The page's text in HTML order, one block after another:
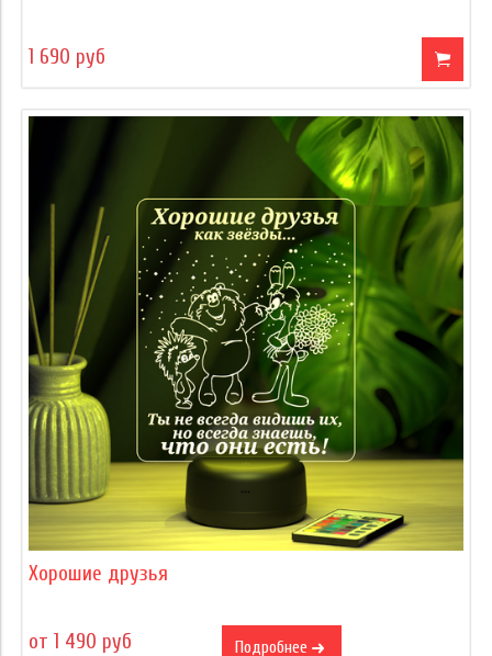
1 690 руб
Хорошие друзья
от 1 490 руб Подробнее